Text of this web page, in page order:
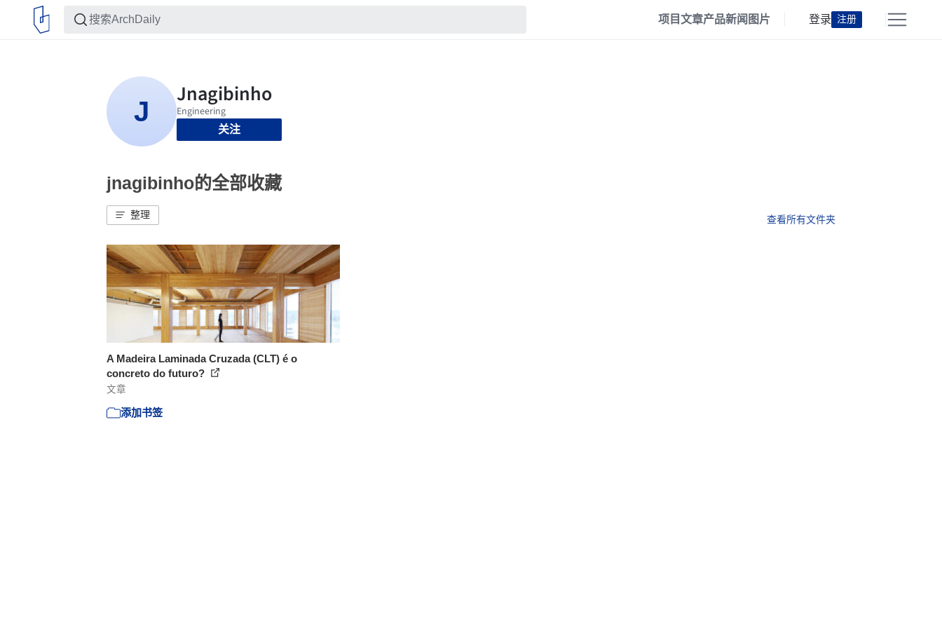
项目文章产品新闻 图片 登录 注册
关注
jnagibinho的全部收藏
整理 查看所有文件夹
A Madeira Laminada Cruzada (CLT) é o
concreto do futuro?
文章
添加书签